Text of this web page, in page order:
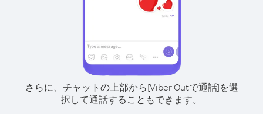
さらに、チャットの上部から[Viber Outで通話]を選
択して通話することもできます。